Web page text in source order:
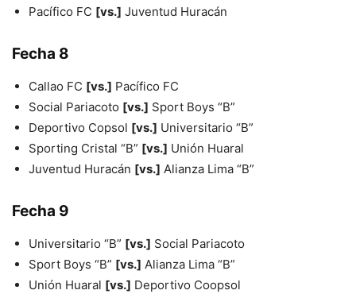
Pacífico FC [vs.] Juventud Huracán
Fecha 8
Callao FC [vs.] Pacífico FC
Social Pariacoto [vs.] Sport Boys “B”
Deportivo Copsol [vs.] Universitario “B”
Sporting Cristal “B” [vs.] Unión Huaral
Juventud Huracán [vs.] Alianza Lima “B”
Fecha 9
Universitario “B” [vs.] Social Pariacoto
Sport Boys “B” [vs.] Alianza Lima “B”
Unión Huaral [vs.] Deportivo Coopsol